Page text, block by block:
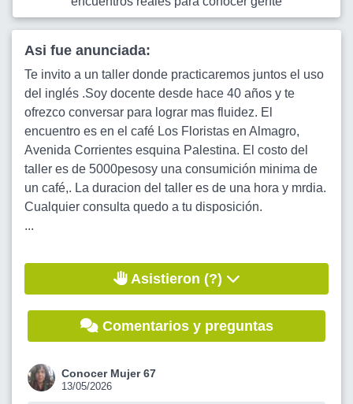
Asi fue anunciada:
Te invito a un taller donde practicaremos juntos el uso
del inglés .Soy docente desde hace 40 años y te
ofrezco conversar para lograr mas fluidez. El
encuentro es en el café Los Floristas en Almagro,
Avenida Corrientes esquina Palestina. El costo del
taller es de 5000pesosy una consumición minima de
un café,. La duracion del taller es de una hora y mrdia.
Cualquier consulta quedo a tu disposición.
...
Asistieron (?)
Comentarios y preguntas
Conocer Mujer 67
13/05/2026